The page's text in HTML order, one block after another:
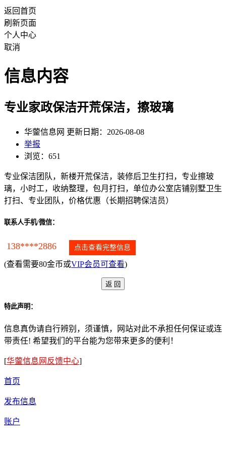
返回首页
刷新页面
个人中心
取消
信息内容
专业家政保洁开荒保洁，擦玻璃
华蓥信息网 更新日期：2026-08-08
举报
浏览：651
专业保洁团队，新楼开荒保洁，装修后卫生打扫，专业擦玻
璃，小时工，收纳整理，包月打扫，单位办公室店铺别墅卫生
打扫、专业团队，价格优惠（长期招聘保洁员）
联系人手机/微信：
138****2886 点击查看完整信息
(查看需要80金币或VIP会员可查看)
特此声明：
信息真伪请自行辨别，须谨慎，网站对此不承担任何保证或连
带责任! 希望我们的平台能为您带来更多的便利！
[华蓥信息网反馈中心]
首页
发布信息
账户